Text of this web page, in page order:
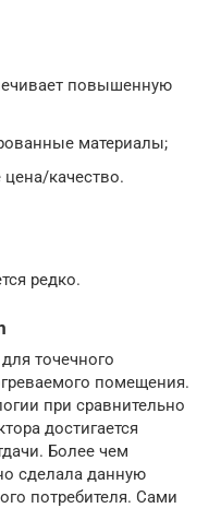
повышенную
материалы;
качество.
редко.
точечного
помещения.
при сравнительно
достигается
Более чем
сделала данную
потребителя. Сами